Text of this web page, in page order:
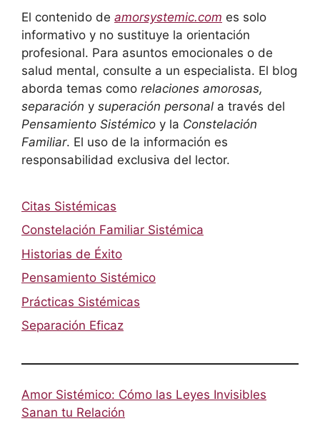
El contenido de amorsystemic.com es solo
informativo y no sustituye la orientación
profesional. Para asuntos emocionales o de
salud mental, consulte a un especialista. El blog
aborda temas como relaciones amorosas,
separación y superación personal a través del
Pensamiento Sistémico y la Constelación
Familiar. El uso de la información es
responsabilidad exclusiva del lector.
Citas Sistémicas
Constelación Familiar Sistémica
Historias de Éxito
Pensamiento Sistémico
Prácticas Sistémicas
Separación Eficaz
Amor Sistémico: Cómo las Leyes Invisibles
Sanan tu Relación